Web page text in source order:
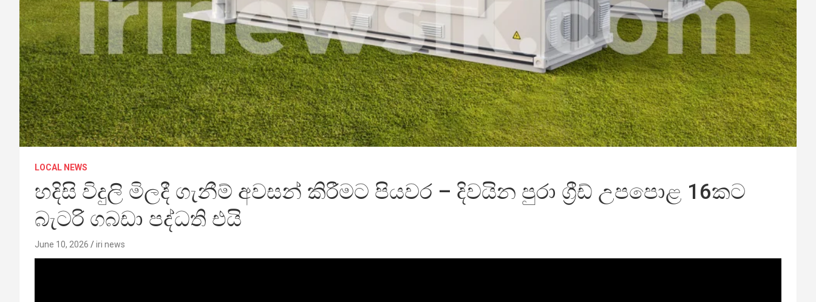
LOCAL NEWS
හදිසි විදුලි මිලදී ගැනීම් අවසන් කිරීමට පියවර – දිවයින පුරා ග්‍රීඩ් උපපොළ 16කට
බැටරි ගබඩා පද්ධති එයි
June 10, 2026 iri news